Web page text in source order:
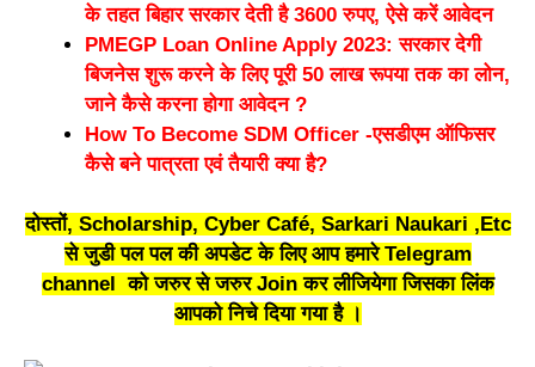
के तहत बिहार सरकार देती है 3600 रुपए, ऐसे करें आवेदन
PMEGP Loan Online Apply 2023: सरकार देगी
बिजनेस शुरू करने के लिए पूरी 50 लाख रूपया तक का लोन,
जाने कैसे करना होगा आवेदन ?
How To Become SDM Officer -एसडीएम ऑफिसर
कैसे बने पात्रता एवं तैयारी क्या है?
दोस्तों, Scholarship, Cyber Café, Sarkari Naukari ,Etc
से जुडी पल पल की अपडेट के लिए आप हमारे Telegram
channel को जरुर से जरुर Join कर लीजियेगा जिसका लिंक
आपको निचे दिया गया है ।